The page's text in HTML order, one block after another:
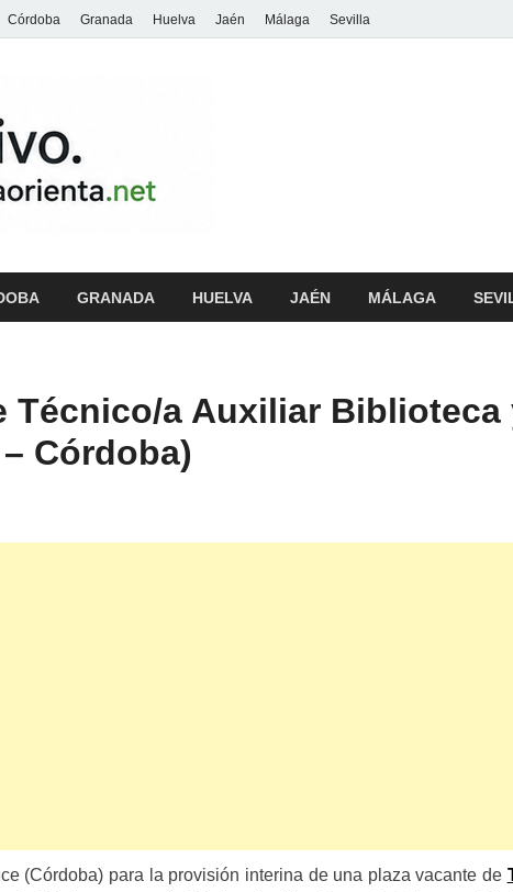
Córdoba Granada Huelva Jaén Málaga Sevilla
GRANADA HUELVA JAÉN MÁLAGA
Técnico/a Auxiliar Biblioteca
Córdoba)
(Córdoba) para la provisión interina de una plaza vacante de